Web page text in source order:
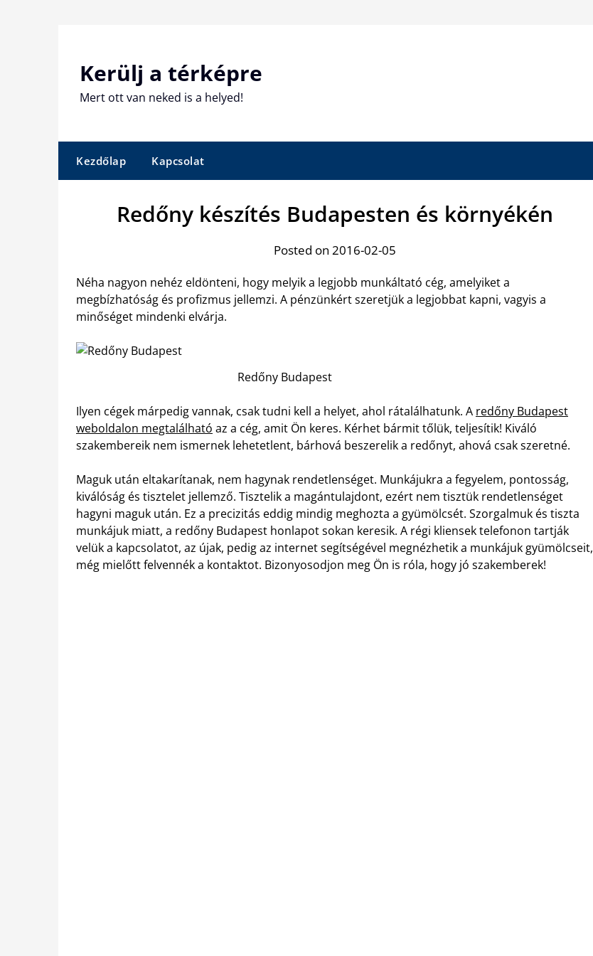
Kerülj a térképre
Mert ott van neked is a helyed!
Kezdőlap Kapcsolat
Redőny készítés Budapesten és környékén
Posted on 2016-02-05
Néha nagyon nehéz eldönteni, hogy melyik a legjobb munkáltató cég, amelyiket a
megbízhatóság és profizmus jellemzi. A pénzünkért szeretjük a legjobbat kapni, vagyis a
minőséget mindenki elvárja.
Redőny Budapest
Ilyen cégek márpedig vannak, csak tudni kell a helyet, ahol rátalálhatunk. A redőny Budapest
weboldalon megtalálható az a cég, amit Ön keres. Kérhet bármit tőlük, teljesítik! Kiváló
szakembereik nem ismernek lehetetlent, bárhová beszerelik a redőnyt, ahová csak szeretné.
Maguk után eltakarítanak, nem hagynak rendetlenséget. Munkájukra a fegyelem, pontosság,
kiválóság és tisztelet jellemző. Tisztelik a magántulajdont, ezért nem tisztük rendetlenséget
hagyni maguk után. Ez a precizitás eddig mindig meghozta a gyümölcsét. Szorgalmuk és tiszta
munkájuk miatt, a redőny Budapest honlapot sokan keresik. A régi kliensek telefonon tartják
velük a kapcsolatot, az újak, pedig az internet segítségével megnézhetik a munkájuk gyümölcseit,
még mielőtt felvennék a kontaktot. Bizonyosodjon meg Ön is róla, hogy jó szakemberek!